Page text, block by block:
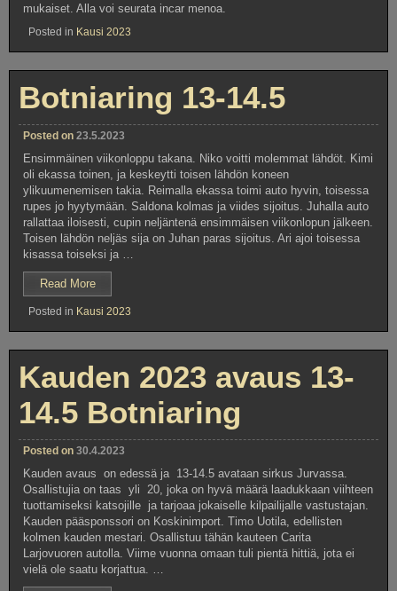
mukaiset. Alla voi seurata incar menoa.
Posted in Kausi 2023
Botniaring 13-14.5
Posted on 23.5.2023
Ensimmäinen viikonloppu takana. Niko voitti molemmat lähdöt. Kimi
oli ekassa toinen, ja keskeytti toisen lähdön koneen
ylikuumenemisen takia. Reimalla ekassa toimi auto hyvin, toisessa
rupes jo hyytymään. Saldona kolmas ja viides sijoitus. Juhalla auto
rallattaa iloisesti, cupin neljäntenä ensimmäisen viikonlopun jälkeen.
Toisen lähdön neljäs sija on Juhan paras sijoitus. Ari ajoi toisessa
kisassa toiseksi ja …
Read More”Botniaring
13-
14.5”
Posted in Kausi 2023
Kauden 2023 avaus 13-
14.5 Botniaring
Posted on 30.4.2023
Kauden avaus on edessä ja 13-14.5 avataan sirkus Jurvassa.
Osallistujia on taas yli 20, joka on hyvä määrä laadukkaan viihteen
tuottamiseksi katsojille ja tarjoaa jokaiselle kilpailijalle vastustajan.
Kauden pääsponssori on Koskinimport. Timo Uotila, edellisten
kolmen kauden mestari. Osallistuu tähän kauteen Carita
Larjovuoren autolla. Viime vuonna omaan tuli pientä hittiä, jota ei
vielä ole saatu korjattua. …